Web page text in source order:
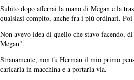
Subito dopo afferrai la mano di Megan e la
qualsiasi compito, anche fra i più ordinari.
Non avevo idea di quello che stavo facendo,
Megan".
Stranamente, non fu Herman il mio primo
caricarla in macchina e a portarla via.